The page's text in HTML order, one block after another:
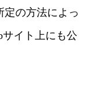
定の方法によっ
イト上にも公